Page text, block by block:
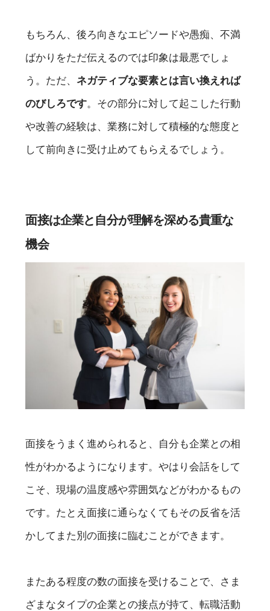
もちろん、後ろ向きなエピソードや愚痴、不満
ばかりをただ伝えるのでは印象は最悪でしょ
う。ただ、 ネガティブな要素とは言い換えれば
のびしろです。その部分に対して起こした行動
や改善の経験は、業務に対して積極的な態度と
して前向きに受け止めてもらえるでしょう。
面接は企業と自分が理解を深める貴重な
機会
面接をうまく進められると、自分も企業との相
性がわかるようになります。やはり会話をして
こそ、現場の温度感や雰囲気などがわかるもの
です。たとえ面接に通らなくてもその反省を活
かしてまた別の面接に臨むことができます。
またある程度の数の面接を受けることで、さま
ざまなタイプの企業との接点が持て、転職活動